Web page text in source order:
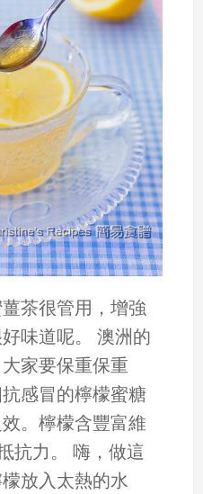
茶很管用，增強
味道呢。 澳洲的
家要保重保重
感冒的檸檬蜜糖
。檸檬含豐富維
抗力。 嗨，做這
放入太熱的水